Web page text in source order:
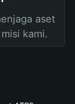
aset
kami.